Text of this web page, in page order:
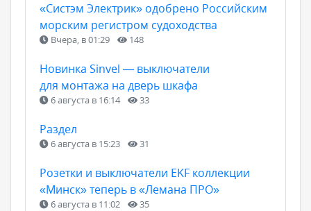
«Систэм Электрик» одобрено Российским
морским регистром судоходства
Вчера, в 01:29 148
Новинка Sinvel — выключатели
для монтажа на дверь шкафа
6 августа в 16:14 33
Раздел
6 августа в 15:23 31
Розетки и выключатели EKF коллекции
«Минск» теперь в «Лемана ПРО»
6 августа в 11:02 35